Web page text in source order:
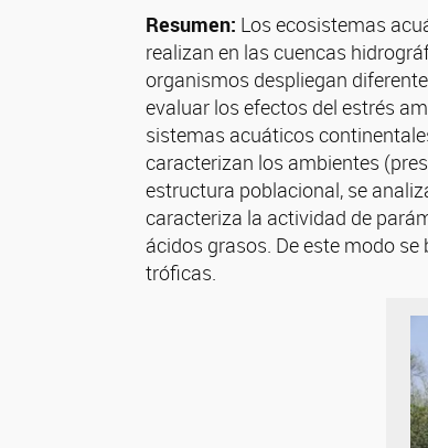
Resumen: Los ecosistemas
realizan en las cuencas
organismos despliegan
evaluar los efectos del estrés
sistemas acuáticos
caracterizan los ambientes
estructura poblacional, se
caracteriza la actividad de
ácidos grasos. De este modo
tróficas.